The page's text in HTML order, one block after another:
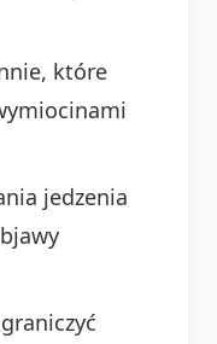
które
jedzenia